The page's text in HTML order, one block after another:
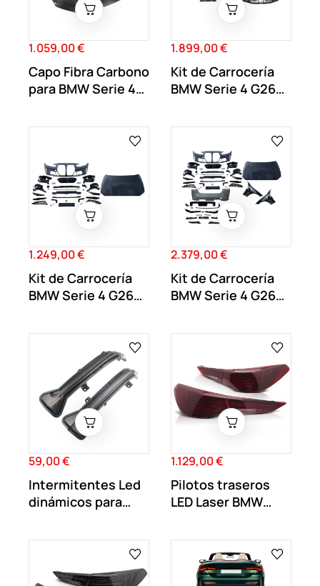
Precio
1.059,00 €
Capo Fibra Carbono
para BMW Serie 4
Precio
1.899,00 €
Kit de Carrocería
BMW Serie 4 G26
Precio
1.249,00 €
Kit de Carrocería
BMW Serie 4 G26
Precio
2.379,00 €
Kit de Carrocería
BMW Serie 4 G26
Precio
59,00 €
Intermitentes Led
dinámicos para
Precio
1.129,00 €
Pilotos traseros
LED Laser BMW
G26